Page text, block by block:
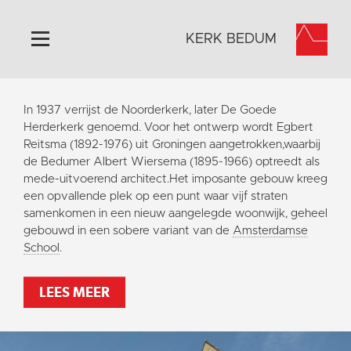
Home
Algemeen
Historie
Omgeving
Activiteiten
Steun ons
Contact
Vaktaal
KERK BEDUM
In 1937 verrijst de Noorderkerk, later De Goede
Herderkerk genoemd. Voor het ontwerp wordt Egbert
Reitsma (1892-1976) uit Groningen aangetrokken,waarbij
de Bedumer Albert Wiersema (1895-1966) optreedt als
mede-uitvoerend architect.Het imposante gebouw kreeg
een opvallende plek op een punt waar vijf straten
samenkomen in een nieuw aangelegde woonwijk, geheel
gebouwd in een sobere variant van de Amsterdamse
School .
LEES MEER